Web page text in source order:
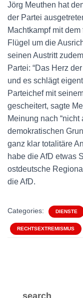
Jörg Meuthen hat
der Partei
Machtkampf mit
Flügel um die
seinen Austritt
Partei: “Das Herz
und es schlägt
Parteichef mit
gescheitert, sagte
Meinung nach
demokratischen
ganz klar totalitäre
habe die AfD etwas
ostdeutsche
die AfD.
Categories: DIENSTE
RECHTSEXTREMISMUS
search